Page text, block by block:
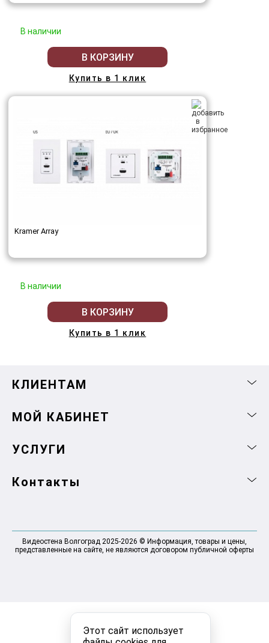
Этот сайт использует
В наличии
В КОРЗИНУ
Купить в 1 клик
Kramer Array
В наличии
В КОРЗИНУ
Купить в 1 клик
КЛИЕНТАМ
МОЙ КАБИНЕТ
УСЛУГИ
Контакты
Видеостена Волгоград 2025-2026 © Информация, товары и цены,
представленные на сайте, не являются договором публичной оферты